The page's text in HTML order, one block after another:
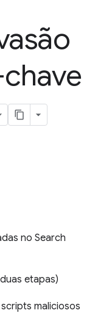
no Search
etapas)
maliciosos